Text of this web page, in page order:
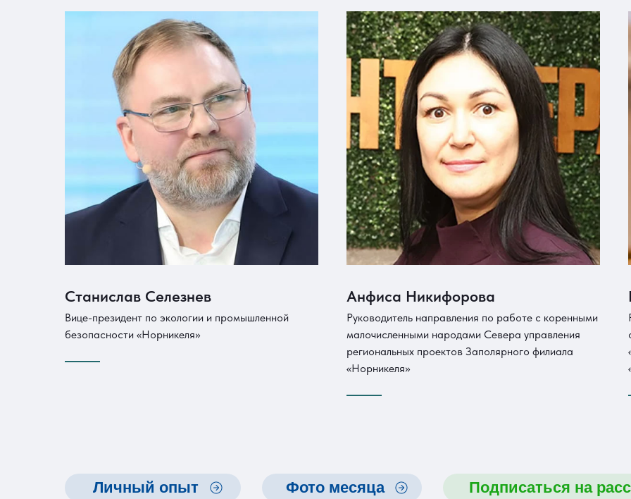
Станислав Селезнев
Вице-президент по экологии и промышленной
безопасности «Норникеля»
Анфиса Никифорова
Руководитель направления по работе с коренными
малочисленными народами Севера управления
региональных проектов Заполярного филиала
«Норникеля»
Личный опыт Фото месяца Подписаться на